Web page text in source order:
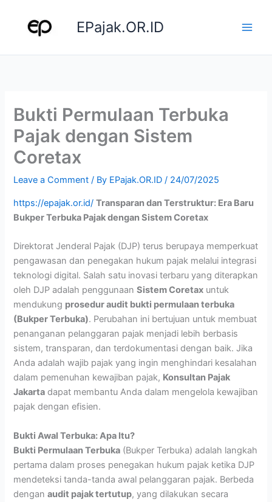
content
EPajak.OR.ID
Bukti Permulaan Terbuka
Pajak dengan Sistem
Coretax
Leave a Comment / By EPajak.OR.ID/ 24/07/2025
https://epajak.or.id/Transparan dan Terstruktur: Era Baru
Bukper Terbuka Pajak dengan Sistem Coretax
Direktorat Jenderal Pajak (DJP) terus berupaya memperkuat
pengawasan dan penegakan hukum pajak melalui integrasi
teknologi digital. Salah satu inovasi terbaru yang diterapkan
oleh DJP adalah penggunaanSistem Coretax untuk
mendukung prosedur audit bukti permulaan terbuka
(Bukper Terbuka). Perubahan ini bertujuan untuk membuat
penanganan pelanggaran pajak menjadi lebih berbasis
sistem, transparan, dan terdokumentasi dengan baik. Jika
Anda adalah wajib pajak yang ingin menghindari kesalahan
dalam pemenuhan kewajiban pajak, Konsultan Pajak
Jakarta dapat membantu Anda dalam mengelola kewajiban
pajak dengan efisien.
Bukti Awal Terbuka: Apa Itu?
Bukti Permulaan Terbuka (Bukper Terbuka) adalah langkah
pertama dalam proses penegakan hukum pajak ketika DJP
mendeteksi tanda-tanda awal pelanggaran pajak. Berbeda
denganaudit pajak tertutup, yang dilakukan secara